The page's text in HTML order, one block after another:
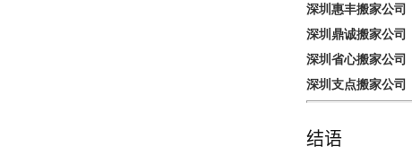
深圳惠丰搬家公司
深圳鼎诚搬家公司
深圳省心搬家公司
深圳支点搬家公司
结语